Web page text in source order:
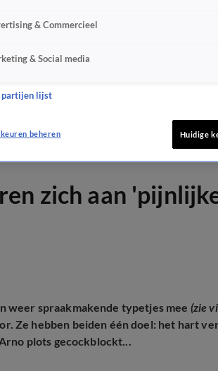
zich aan
weer spraakmakende typetjes mee (zie
Ze hebben beiden één doel: het hart
plots gecockblockt...
& Commercieel
& Social media
partijen lijst
beheren Huidige